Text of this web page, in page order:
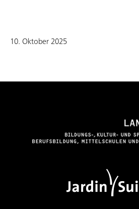
10. Oktober 2025